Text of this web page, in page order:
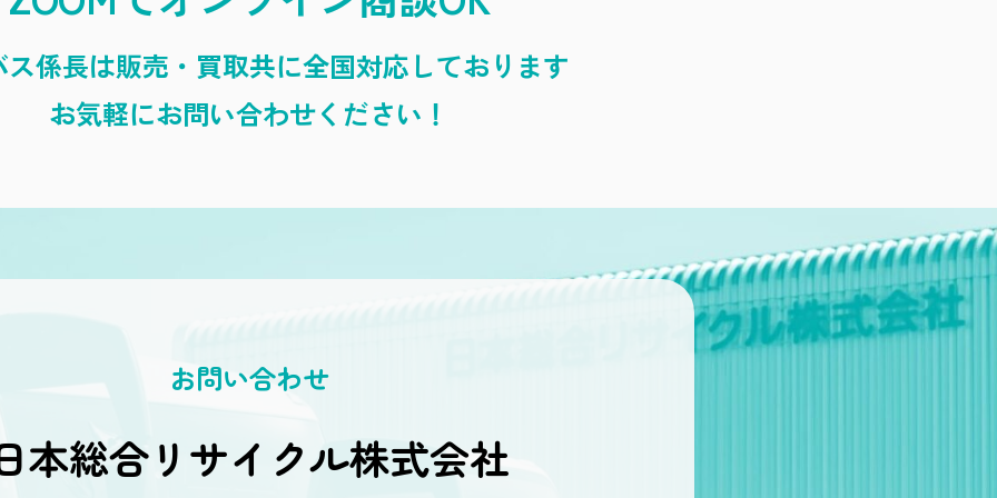
係長は販売・買取共に全国対応しております
お気軽にお問い合わせください！
お問い合わせ
本総合リサイクル株式会社